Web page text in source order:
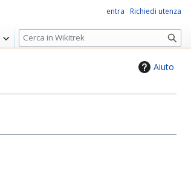
Aiuto
entra Richiedi utenza
R
i
r